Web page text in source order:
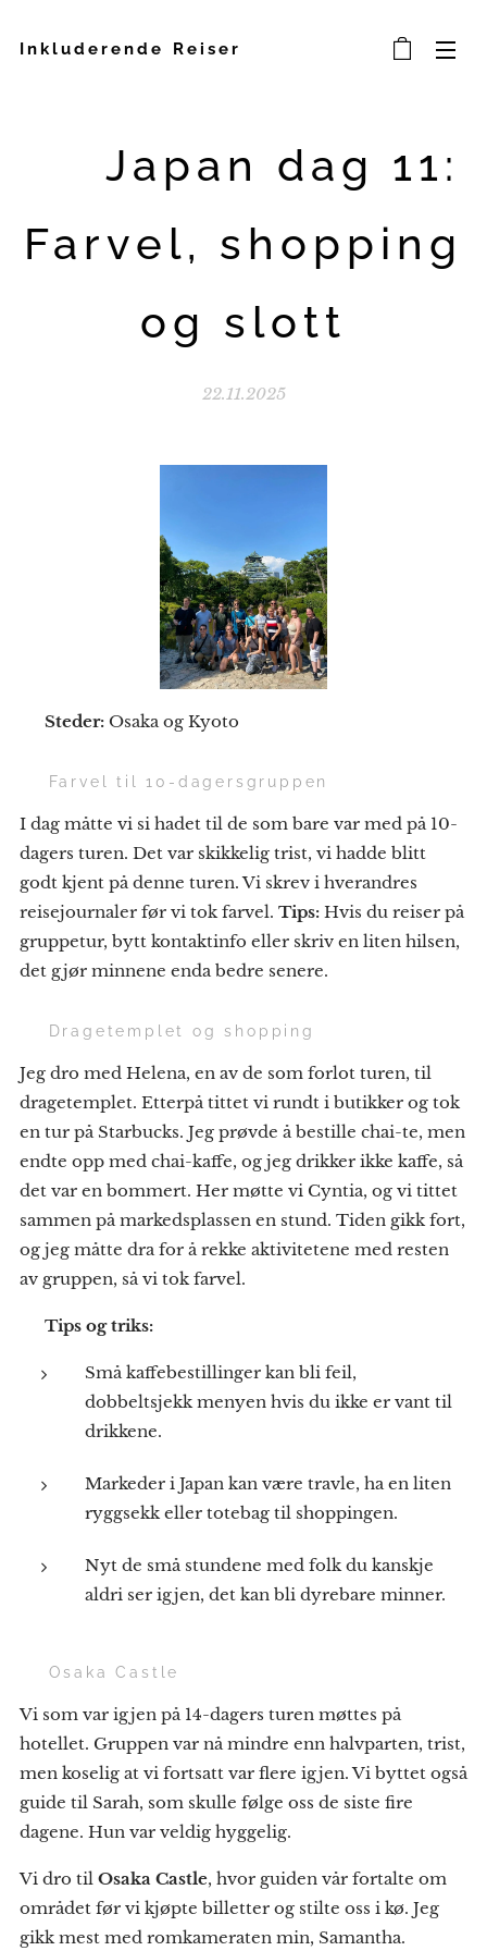
Inkluderende Reiser
🏯 Japan dag 11:
Farvel, shopping
og slott
22.11.2025
Steder: Osaka og Kyoto
👋 Farvel til 10-dagersgruppen
I dag måtte vi si hadet til de som bare var med på 10-
dagers turen. Det var skikkelig trist, vi hadde blitt
godt kjent på denne turen. Vi skrev i hverandres
reisejournaler før vi tok farvel. Tips: Hvis du reiser på
gruppetur, bytt kontaktinfo eller skriv en liten hilsen,
det gjør minnene enda bedre senere.
🐉 Dragetemplet og shopping
Jeg dro med Helena, en av de som forlot turen, til
dragetemplet. Etterpå tittet vi rundt i butikker og tok
en tur på Starbucks. Jeg prøvde å bestille chai-te, men
endte opp med chai-kaffe, og jeg drikker ikke kaffe, så
det var en bommert. Her møtte vi Cyntia, og vi tittet
sammen på markedsplassen en stund. Tiden gikk fort,
og jeg måtte dra for å rekke aktivitetene med resten
av gruppen, så vi tok farvel.
Tips og triks:
Små kaffebestillinger kan bli feil,
dobbeltsjekk menyen hvis du ikke er vant til
drikkene.
Markeder i Japan kan være travle, ha en liten
ryggsekk eller totebag til shoppingen.
Nyt de små stundene med folk du kanskje
aldri ser igjen, det kan bli dyrebare minner.
🏯 Osaka Castle
Vi som var igjen på 14-dagers turen møttes på
hotellet. Gruppen var nå mindre enn halvparten, trist,
men koselig at vi fortsatt var flere igjen. Vi byttet også
guide til Sarah, som skulle følge oss de siste fire
dagene. Hun var veldig hyggelig.
Vi dro til Osaka Castle, hvor guiden vår fortalte om
området før vi kjøpte billetter og stilte oss i kø. Jeg
gikk mest med romkameraten min, Samantha.